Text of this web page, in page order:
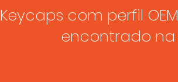
Keycaps com perfil
encontrado